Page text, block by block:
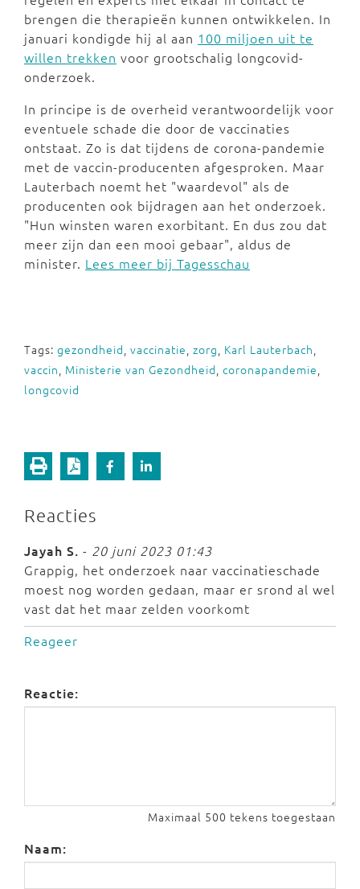
brengen die therapieën kunnen ontwikkelen. In
januari kondigde hij al aan 100 miljoen uit te
willen trekken voor grootschalig longcovid-
onderzoek.
In principe is de overheid verantwoordelijk voor
eventuele schade die door de vaccinaties
ontstaat. Zo is dat tijdens de corona-pandemie
met de vaccin-producenten afgesproken. Maar
Lauterbach noemt het "waardevol" als de
producenten ook bijdragen aan het onderzoek.
"Hun winsten waren exorbitant. En dus zou dat
meer zijn dan een mooi gebaar", aldus de
minister. Lees meer bij Tagesschau
Tags: gezondheid, vaccinatie, zorg, Karl Lauterbach,
vaccin, Ministerie van Gezondheid, coronapandemie,
longcovid
Reacties
Jayah S. - 20 juni 2023 01:43
Grappig, het onderzoek naar vaccinatieschade
moest nog worden gedaan, maar er srond al wel
vast dat het maar zelden voorkomt
Reageer
Reactie:
Maximaal 500 tekens toegestaan
Naam: